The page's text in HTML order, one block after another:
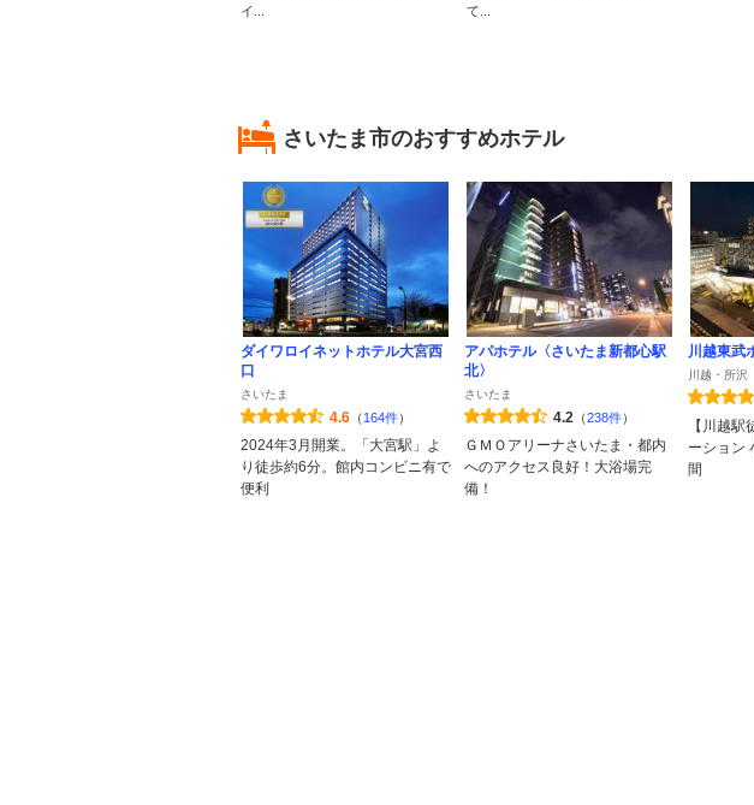
イ...
て...
さいたま市のおすすめホテル
ダイワロイネットホテル大宮西
口
さいたま
4.6 （ 164件）
2024年3月開業。「大宮駅」よ
り徒歩約6分。館内コンビニ有で
便利
アパホテル〈さいたま新都心駅
北〉
さいたま
4.2 （238件）
ＧＭＯアリーナさいたま・都内
へのアクセス良好！大浴場完
備！
川越東武
川越・所沢
【川越
ーション
間